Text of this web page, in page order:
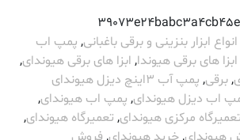
انواع ابزار بنزینی و برقی باغبانی, پمپ اب
ابزا های برقی هیوندا, ابزا های برقی هیوندای,
,برقی,
پمپ آب 3اینچ دیزل هیوندای
اب دیزل هیوندای, پمپ اب هیوندای,
تعمیرگاه مرکزی هیوندای, تعمیرگاه هیوندای,